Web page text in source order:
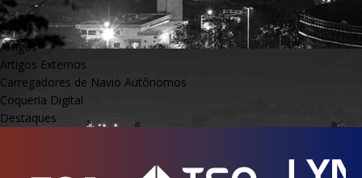
Artigos
Artigos Externos
Carregadores de Navio Autônomos
Coqueria Digital
Destaques